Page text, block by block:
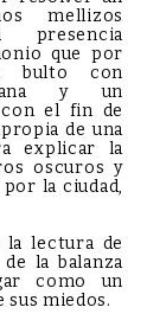
mellizos
presencia
que por
bulto con
y un
el fin de
de una
explicar la
oscuros y
la ciudad,
lectura de
la balanza
como un
sus miedos.